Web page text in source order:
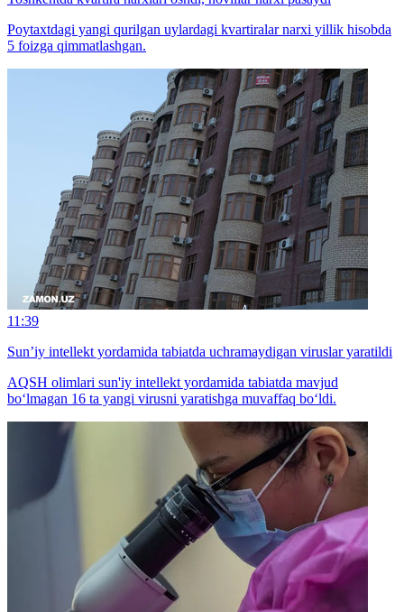
Poytaxtdagi yangi qurilgan uylardagi kvartiralar narxi yillik hisobda
5 foizga qimmatlashgan.
11:39
Sun’iy intellekt yordamida tabiatda uchramaydigan viruslar yaratildi
AQSH olimlari sun'iy intellekt yordamida tabiatda mavjud
bo‘lmagan 16 ta yangi virusni yaratishga muvaffaq bo‘ldi.